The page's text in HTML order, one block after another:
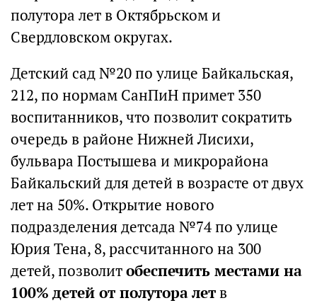
полутора лет в Октябрьском и
Свердловском округах.
Детский сад №20 по улице Байкальская,
212, по нормам СанПиН примет 350
воспитанников, что позволит сократить
очередь в районе Нижней Лисихи,
бульвара Постышева и микрорайона
Байкальский для детей в возрасте от двух
лет на 50%. Открытие нового
подразделения детсада №74 по улице
Юрия Тена, 8, рассчитанного на 300
детей, позволитобеспечить местами на
100% детей от полутора летв